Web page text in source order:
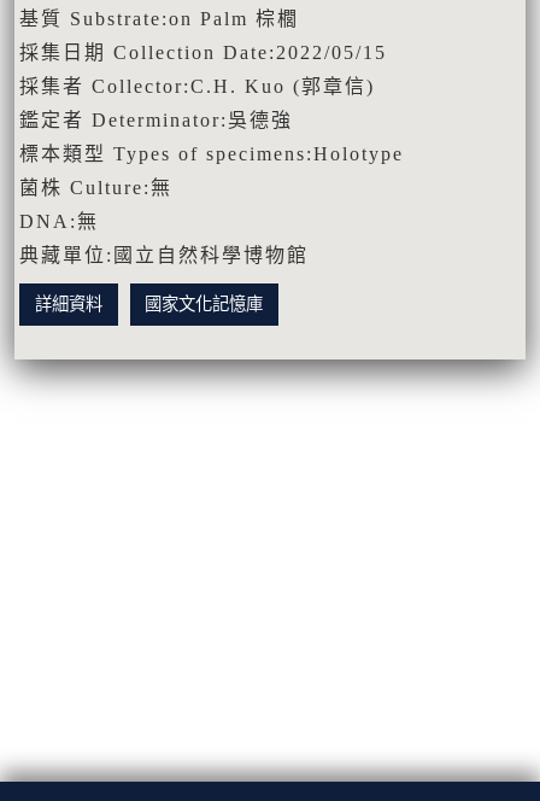
基質 Substrate:on Palm 棕櫚
採集日期 Collection Date:2022/05/15
採集者 Collector:C.H. Kuo (郭章信)
鑑定者 Determinator:吳德強
標本類型 Types of specimens:Holotype
菌株 Culture:無
DNA:無
典藏單位:國立自然科學博物館
詳細資料 國家文化記憶庫